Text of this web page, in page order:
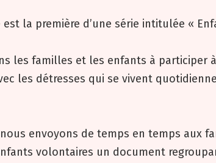
est la première d’une série intitulée «
les familles et les enfants à participer
les détresses qui se vivent
envoyons de temps en temps aux
volontaires un document